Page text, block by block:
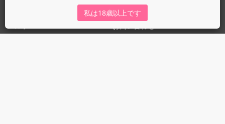
私は18歳以上です
fujossy運営ブログ